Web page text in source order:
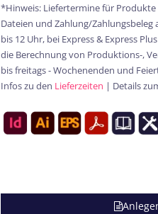
*Hinweis: Liefertermine für
Dateien und Zahlung/
bis 12 Uhr, bei Express & Express
die Berechnung von Produktions-,
bis freitags - Wochenenden und
Infos zu den Lieferzeiten | Details